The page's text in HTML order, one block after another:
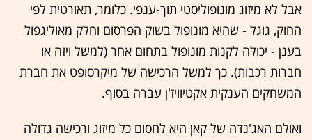
אבל לא מיזוג מונופוליסטי תוך-ענפי. כלומר, תאורטית לפי
החוק, גוגל - שהיא מונופול בשוק הפרסום וחלק מאוליגפול
בענן - יכולה לקנות מונופול בתחום אחר (למשל ויזה או
חברות רכבות). כך למשל הרכישה של מיקרסופט את חברת
המשחקים הענקית אקטיוויז'ן עברה בסוף.
ואולם האג'נדה של קאן היא לחסום כל מיזוג ורכישה גדולה